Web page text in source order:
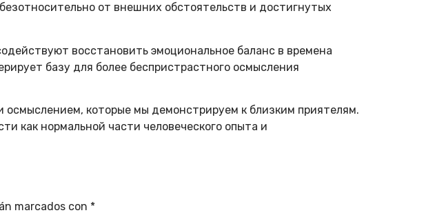
от внешних обстоятельств и достигнутых
восстановить эмоциональное баланс в времена
базу для более беспристрастного осмысления
которые мы демонстрируем к близким приятелям.
как нормальной части человеческого опыта и
marcados con *